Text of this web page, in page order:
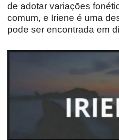
de adotar variações
comum, e Iriene é uma
pode ser encontrada em